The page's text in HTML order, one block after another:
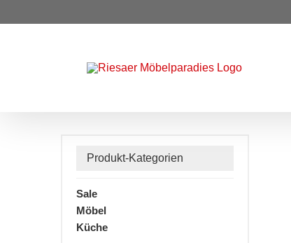
Inhalt
Produkt-Kategorien
Sale
Möbel
Küche